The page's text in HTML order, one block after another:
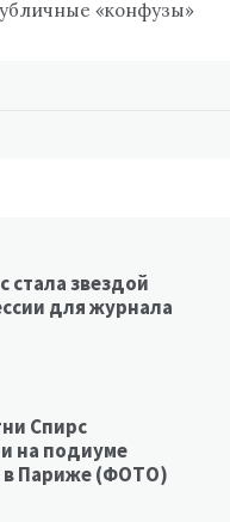
«конфузы»
стала звездой
для журнала
Спирс
на подиуме
Париже (ФОТО)